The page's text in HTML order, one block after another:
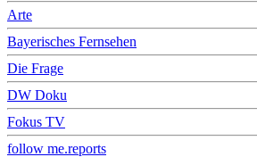
Arte
Bayerisches Fernsehen
Die Frage
DW Doku
Fokus TV
follow me.reports